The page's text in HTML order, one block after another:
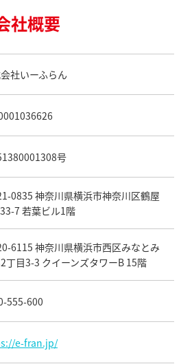
す
オーデマ ピゲ ジュールオー
15056OR.OO.0067CR.02
1,198,000
※2024年7月9日時点の参考買
買取
取
ス買取
ン買取
取
取
社概要
社いーふらん
号
0835 神奈川県横浜市神奈川区鶴屋
7 若葉ビル1階
6115 神奈川県横浜市西区みなとみ
丁目3-3 クイーンズタワーB 15階
555-600
e-fran.jp/